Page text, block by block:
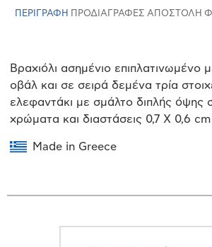
ΠΕΡΙΓΡΑΦΉ ΠΡΟΔΙΑΓΡΑΦΈΣ ΑΠΟΣΤΟΛΉ
Βραχιόλι ασημένιο επιπλατινωμένο
οβάλ και σε σειρά δεμένα τρία
ελεφαντάκι με σμάλτο διπλής όψης
χρώματα και διαστάσεις 0,7 Χ 0,6
Made in Greece